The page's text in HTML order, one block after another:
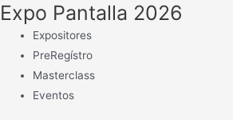
Expo Pantalla 2026
Expositores
PreRegístro
Masterclass
Eventos